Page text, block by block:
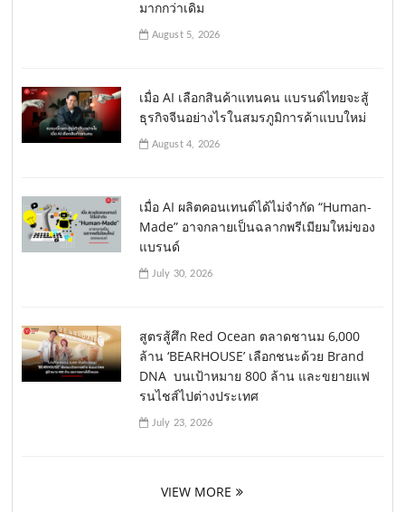
มากกว่าเดิม
August 5, 2026
เมื่อ AI เลือกสินค้าแทนคน แบรนด์ไทยจะสู้
ธุรกิจจีนอย่างไรในสมรภูมิการค้าแบบใหม่
August 4, 2026
เมื่อ AI ผลิตคอนเทนต์ได้ไม่จำกัด “Human-
Made” อาจกลายเป็นฉลากพรีเมียมใหม่ของ
แบรนด์
July 30, 2026
สูตรสู้ศึก Red Ocean ตลาดชานม 6,000
ล้าน ‘BEARHOUSE’ เลือกชนะด้วย Brand
DNA บนเป้าหมาย 800 ล้าน และขยายแฟ
รนไชส์ไปต่างประเทศ
July 23, 2026
VIEW MORE